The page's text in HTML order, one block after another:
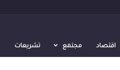
تشريعات مجتمع اقتصاد